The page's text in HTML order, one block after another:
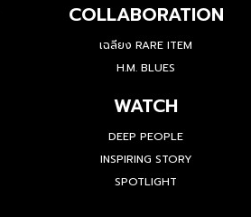
COLLABORATION
เฉลียง RARE ITEM
H.M. BLUES
WATCH
DEEP PEOPLE
INSPIRING STORY
SPOTLIGHT